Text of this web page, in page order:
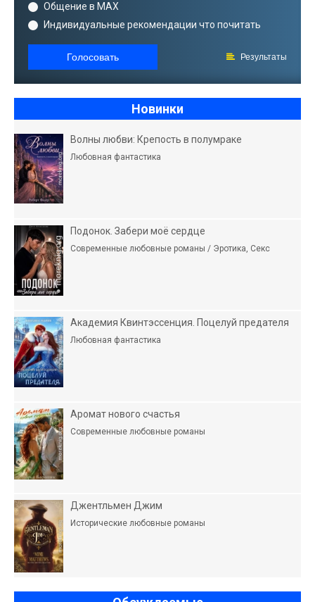
Общение в MAX
Индивидуальные рекомендации что почитать
Голосовать Результаты
Новинки
Волны любви: Крепость в полумраке
Любовная фантастика
Подонок. Забери моё сердце
Современные любовные романы / Эротика, Секс
Академия Квинтэссенция. Поцелуй предателя
Любовная фантастика
Аромат нового счастья
Современные любовные романы
Джентльмен Джим
Исторические любовные романы